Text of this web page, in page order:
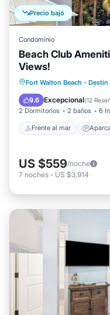
Precio bajó
Condominio
Beach Club
Views!
Fort Walton Beach - Destin
9.6 Excepcional(12
2 Dormitorios 2 baños 6
Frente al mar
Frente al mar
Vista al mar
US $559/noche
7 noches - US $3,914